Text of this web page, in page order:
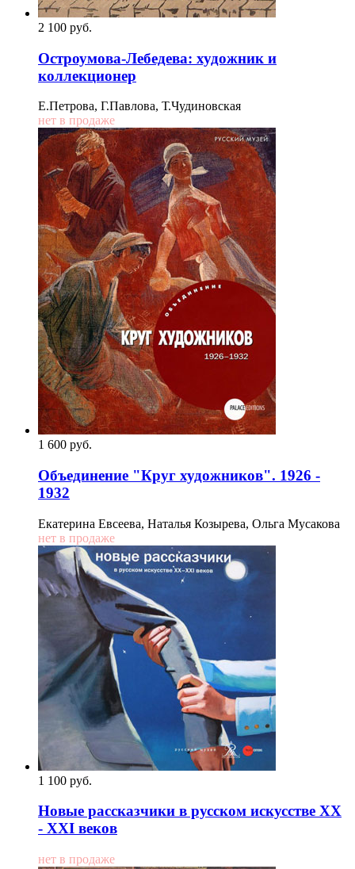
2 100 pуб.
Остроумова-Лебедева: художник и
коллекционер
Е.Петрова, Г.Павлова, Т.Чудиновская
нет в продаже
1 600 pуб.
Объединение "Круг художников". 1926 -
1932
Екатерина Евсеева, Наталья Козырева, Ольга Мусакова
нет в продаже
1 100 pуб.
Новые рассказчики в русском искусстве XX
- XXI веков
нет в продаже